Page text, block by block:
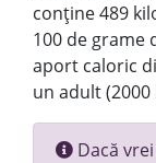
conține 489
100 de grame
aport caloric
un adult (2000
Dacă